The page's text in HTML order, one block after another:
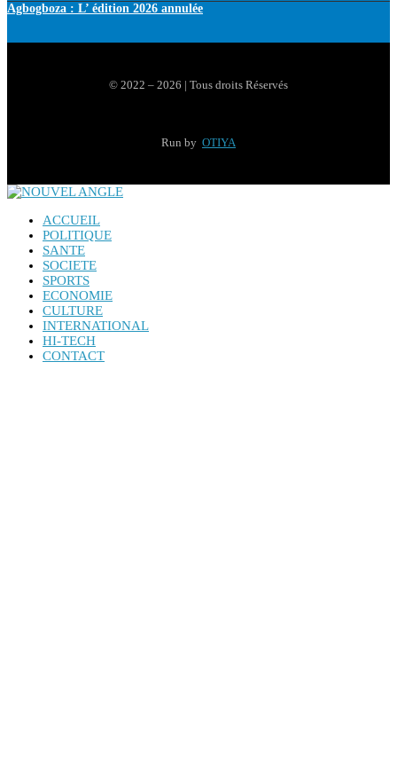
Agbogboza : L’ édition 2026 annulée
© 2022 – 2026 | Tous droits Réservés
Run by OTIYA
ACCUEIL
POLITIQUE
SANTE
SOCIETE
SPORTS
ECONOMIE
CULTURE
INTERNATIONAL
HI-TECH
CONTACT